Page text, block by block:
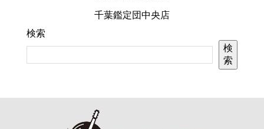
千葉鑑定団中央店
検索
検
索